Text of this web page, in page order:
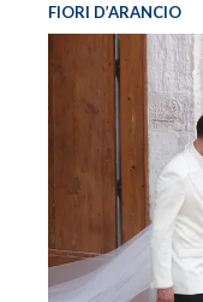
FIORI D’ARANCIO